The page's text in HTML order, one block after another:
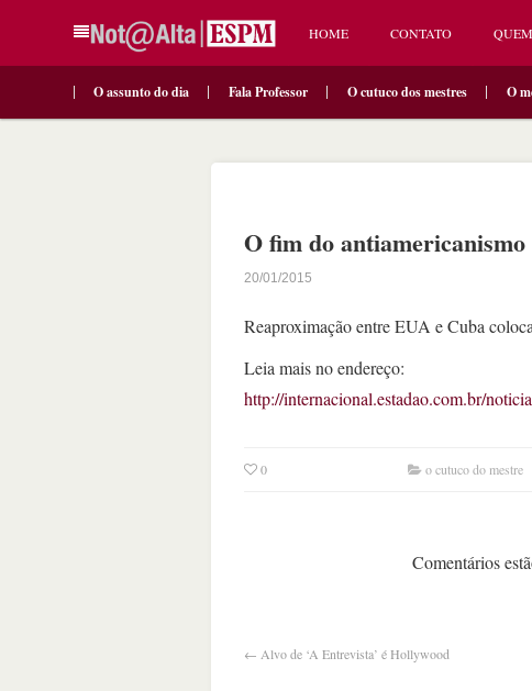
HOME CONTATO
O assunto do dia Fala Professor O cutuco dos mestres O
O fim do antiamericanismo
20/01/2015
Reaproximação entre EUA e Cuba
Leia mais no endereço:
http://internacional.estadao.com.br/
0 o cutuco do mestre
Comentários
← Alvo de ‘A Entrevista’ é Hollywood